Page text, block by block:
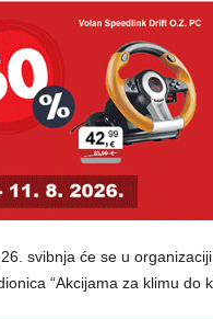
svibnja će se u
“Akcijama za klimu do